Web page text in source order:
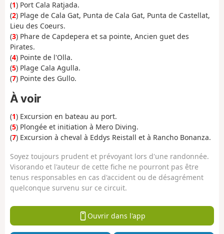
(1) Port Cala Ratjada.
(2) Plage de Cala Gat, Punta de Cala Gat, Punta de Castellat,
Lieu des Coeurs.
(3) Phare de Capdepera et sa pointe, Ancien guet des
Pirates.
(4) Pointe de l'Olla.
(5) Plage Cala Agulla.
(7) Pointe des Gullo.
À voir
(1) Excursion en bateau au port.
(5) Plongée et initiation à Mero Diving.
(7) Excursion à cheval à Eddys Reistall et à Rancho Bonanza.
Soyez toujours prudent et prévoyant lors d'une randonnée.
Visorando et l'auteur de cette fiche ne pourront pas être
tenus responsables en cas d'accident ou de désagrément
quelconque survenu sur ce circuit.
Ouvrir dans l'app